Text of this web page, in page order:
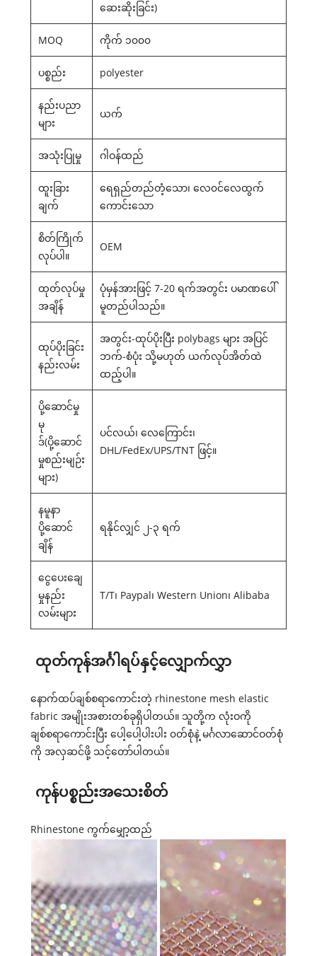
ဆေးဆိုးခြင်း)
MOQ ကိုက် ၁၀၀၀
ပစ္စည်း polyester
နည်းပညာ
များ
ယက်
အသုံးပြုမှု ဂါဝန်ထည်
ထူးခြား
ချက်
ရေရှည်တည်တံ့သော၊ လေ၀င်လေထွက်
ကောင်းသော
စိတ်ကြိုက်
လုပ်ပါ။
OEM
ထုတ်လုပ်မှု
အချိန်
ပုံမှန်အားဖြင့် 7-20 ရက်အတွင်း ပမာဏပေါ်
မူတည်ပါသည်။
ထုပ်ပိုးခြင်း
နည်းလမ်း
အတွင်း-ထုပ်ပိုးပြီး polybags များ အပြင်
ဘက်-စံပုံး သို့မဟုတ် ယက်လုပ်အိတ်ထဲ
ထည့်ပါ။
ပို့ဆောင်မှု
မု
ဒ်(ပို့ဆောင်
မှုစည်းမျဉ်း
များ)
ပင်လယ်၊ လေကြောင်း၊
DHL/FedEx/UPS/TNT ဖြင့်။
နမူနာ
ပို့ဆောင်
ချိန်
ရနိုင်လျှင် ၂-၃ ရက်
ငွေပေးချေ
မှုနည်း
လမ်းများ
T/T၊ Paypal၊ Western Union၊ Alibaba
ထုတ်ကုန်အင်္ဂါရပ်နှင့်လျှောက်လွှာ
နောက်ထပ်ချစ်စရာကောင်းတဲ့ rhinestone mesh elastic
fabric အမျိုးအစားတစ်ခုရှိပါတယ်။ သူတို့က လုံးဝကို
ချစ်စရာကောင်းပြီး ပေါ့ပေါ့ပါးပါး ၀တ်စုံနဲ့ မင်္ဂလာဆောင်ဝတ်စုံ
ကို အလှဆင်ဖို့ သင့်တော်ပါတယ်။
ကုန်ပစ္စည်းအသေးစိတ်
Rhinestone ကွက်မျှော့ထည်